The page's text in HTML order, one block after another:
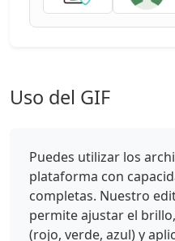
Uso del GIF
Puedes utilizar los
plataforma con
completas. Nuestro
permite ajustar el
(rojo, verde, azul) y